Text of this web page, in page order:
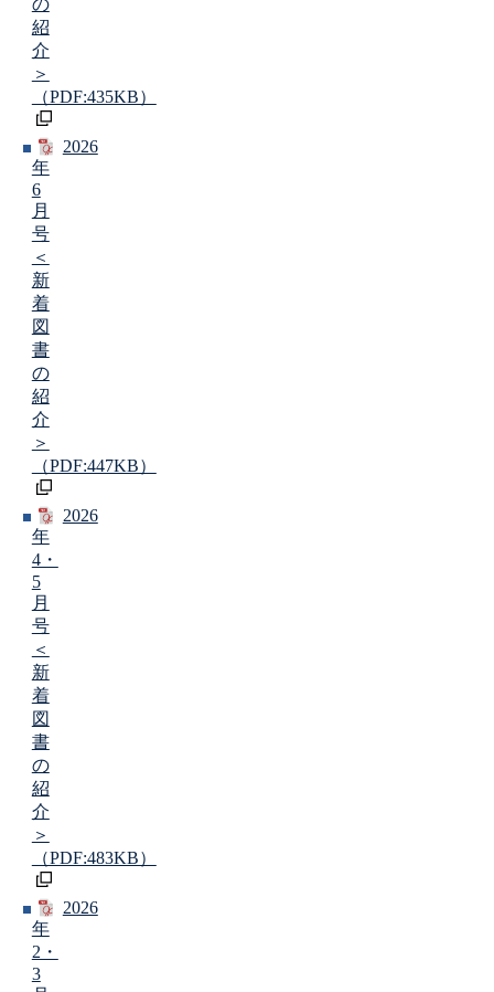
の
紹
介
＞
（PDF:435KB）
2026
年
6
月
号
＜
新
着
図
書
の
紹
介
＞
（PDF:447KB）
2026
年
4・
5
月
号
＜
新
着
図
書
の
紹
介
＞
（PDF:483KB）
2026
年
2・
3